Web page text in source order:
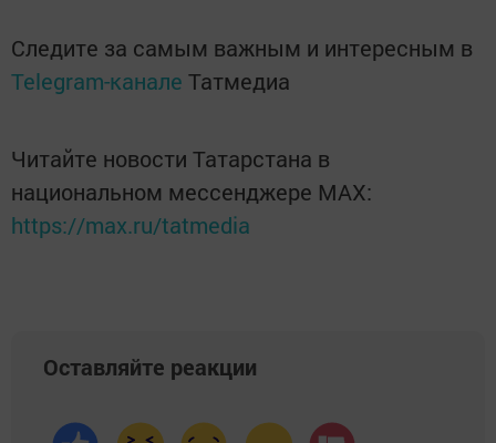
Следите за самым важным и интересным в
Telegram-канале Татмедиа
Читайте новости Татарстана в
национальном мессенджере MАХ:
https://max.ru/tatmedia
Оставляйте реакции